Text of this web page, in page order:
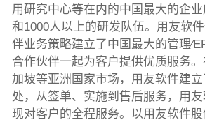
用研究中心等在内的中国最大的企
和1000人以上的研发队伍。用友软
伴业务策略建立了中国最大的管理
合作伙伴一起为客户提供优质服务
加坡等亚洲国家市场，用友软件建
处，从签单、实施到售后服务，用
现对客户的全程服务。以用友软件